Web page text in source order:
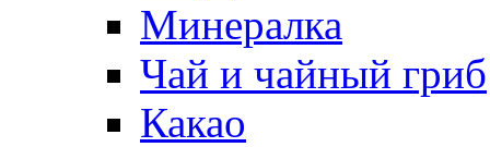
Минералка
Чай и чайный гриб
Какао